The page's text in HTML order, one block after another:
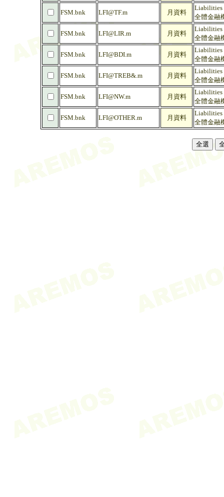
FSM.bnk LFI@TF.m 月資料
Liabilities
全體金融
FSM.bnk LFI@LIR.m 月資料
Liabilities
全體金融
FSM.bnk LFI@BDI.m 月資料
Liabilities
全體金融
FSM.bnk LFI@TREB&.m 月資料
Liabilities
全體金融
FSM.bnk LFI@NW.m 月資料
Liabilities
全體金融
FSM.bnk LFI@OTHER.m 月資料
Liabilities
全體金融